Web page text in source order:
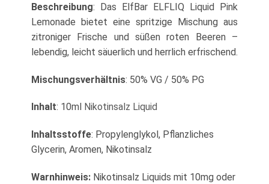
Beschreibung: Das ElfBar ELFLIQ Liquid Pink
Lemonade bietet eine spritzige Mischung aus
zitroniger Frische und süßen roten Beeren –
lebendig, leicht säuerlich und herrlich erfrischend.
Mischungsverhältnis: 50% VG / 50% PG
Inhalt: 10ml Nikotinsalz Liquid
Inhaltsstoffe: Propylenglykol, Pflanzliches
Glycerin, Aromen, Nikotinsalz
Warnhinweis: Nikotinsalz Liquids mit 10mg oder